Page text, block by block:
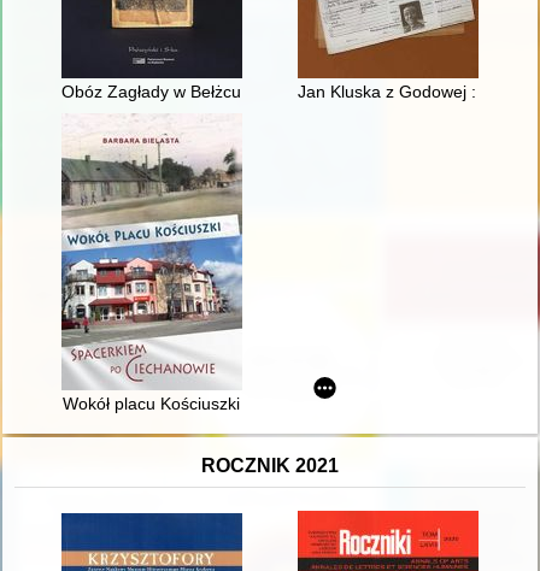
Obóz Zagłady w Bełżcu : w relacjach ocalonych i zeznaniach
Jan Kluska z Godowej : przez
Wokół placu Kościuszki
ROCZNIK 2021